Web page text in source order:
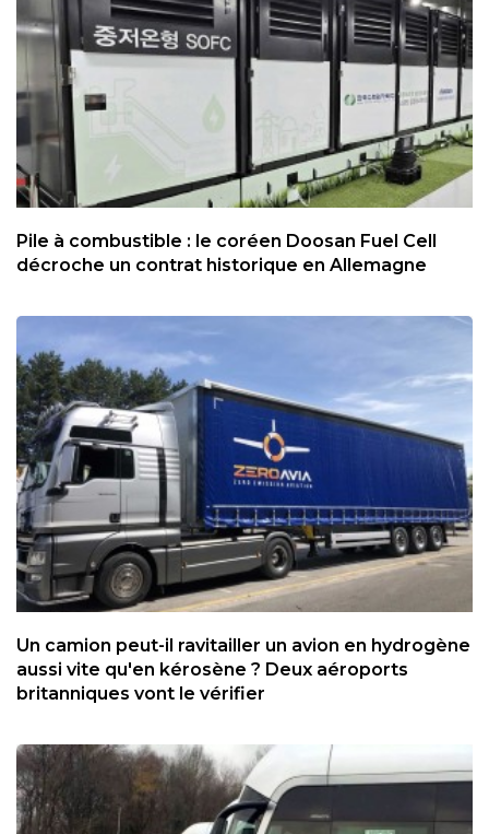
Pile à combustible : le coréen Doosan Fuel Cell
décroche un contrat historique en Allemagne
Un camion peut-il ravitailler un avion en hydrogène
aussi vite qu'en kérosène ? Deux aéroports
britanniques vont le vérifier